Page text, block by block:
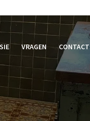
VRAGEN CONTACT